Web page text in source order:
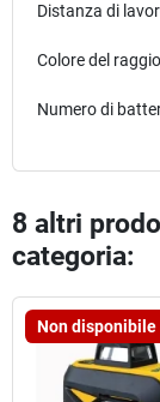
Distanza di
Colore del
Numero di
8 altri
categoria:
Non disponibile